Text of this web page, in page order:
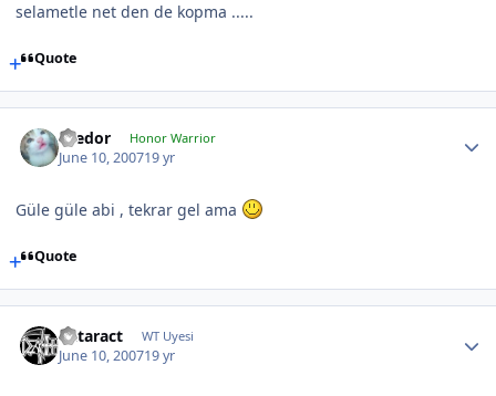
selametle net den de kopma .....
Quote
Teedor Honor Warrior
June 10, 200719 yr
Güle güle abi , tekrar gel ama
Quote
Cataract WT Uyesi
June 10, 200719 yr